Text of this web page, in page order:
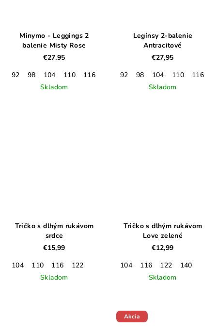
Minymo - Leggings 2
balenie Misty Rose
€27,95
92
98 104 110 116
128
Skladom
Legínsy 2-balenie
Antracitové
€27,95
92
98 104 110 116
Skladom
Tričko s dlhým rukávom
srdce
€15,99
104
110 116
122
Skladom
Tričko s dlhým rukávom
Love zelené
€12,99
104
116 122
140
Skladom
Akcia